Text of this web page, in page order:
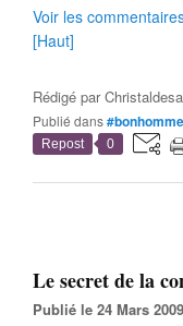
Voir les
[Haut]
Rédigé par
Publié dans#bonhomme
Repost 0
Le secret de la
Publié le 24 Mars 2009